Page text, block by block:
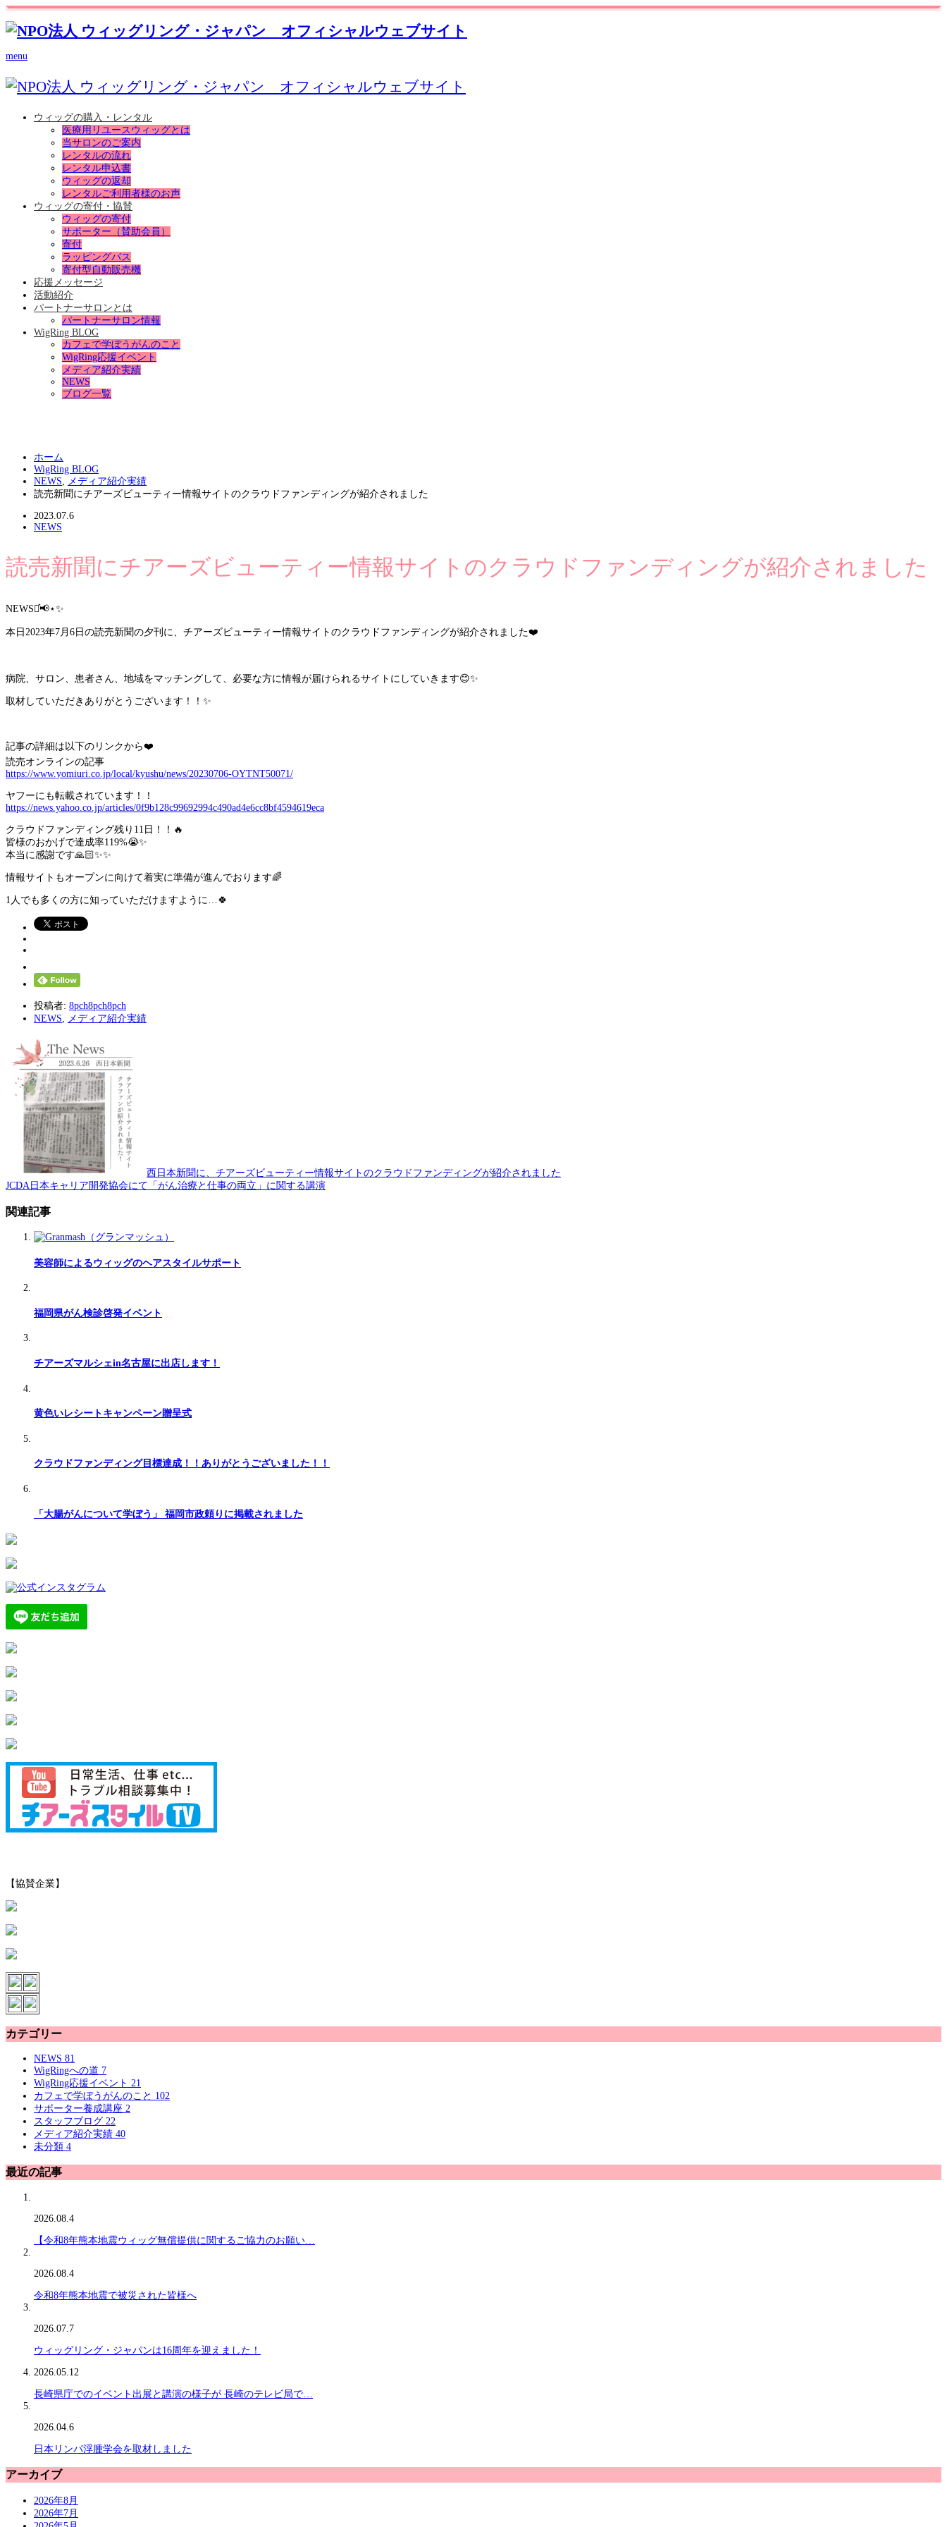
menu
ウィッグの購入・レンタル
医療用リユースウィッグとは
当サロンのご案内
レンタルの流れ
レンタル申込書
ウィッグの返却
レンタルご利用者様のお声
ウィッグの寄付・協賛
ウィッグの寄付
サポーター（賛助会員）
寄付
ラッピングバス
寄付型自動販売機
応援メッセージ
活動紹介
パートナーサロンとは
パートナーサロン情報
WigRing BLOG
カフェで学ぼうがんのこと
WigRing応援イベント
メディア紹介実績
NEWS
ブログ一覧
ホーム
WigRing BLOG
NEWS, メディア紹介実績
読売新聞にチアーズビューティー情報サイトのクラウドファンディングが紹介されました
2023.07.6
NEWS
読売新聞にチアーズビューティー情報サイトのクラウドファンディングが紹介されました
NEWS⋆͛📢⋆✨
本日2023年7月6日の読売新聞の夕刊に、チアーズビューティー情報サイトのクラウドファンディングが紹介されました❤️
病院、サロン、患者さん、地域をマッチングして、必要な方に情報が届けられるサイトにしていきます😊✨
取材していただきありがとうございます！！✨
記事の詳細は以下のリンクから❤️
読売オンラインの記事
https://www.yomiuri.co.jp/local/kyushu/news/20230706-OYTNT50071/
ヤフーにも転載されています！！
https://news.yahoo.co.jp/articles/0f9b128c99692994c490ad4e6cc8bf4594619eca
クラウドファンディング残り11日！！🔥
皆様のおかげで達成率119%😭✨
本当に感謝です🙏🏻✨✨
情報サイトもオープンに向けて着実に準備が進んでおります🌈
1人でも多くの方に知っていただけますように…🍀
投稿者: 8pch8pch8pch
NEWS, メディア紹介実績
西日本新聞に、チアーズビューティー情報サイトのクラウドファンディングが紹介されました
JCDA日本キャリア開発協会にて「がん治療と仕事の両立」に関する講演
関連記事
美容師によるウィッグのヘアスタイルサポート
福岡県がん検診啓発イベント
チアーズマルシェin名古屋に出店します！
黄色いレシートキャンペーン贈呈式
クラウドファンディング目標達成！！ありがとうございました！！
「大腸がんについて学ぼう」 福岡市政頼りに掲載されました
【協賛企業】
カテゴリー
NEWS 81
WigRingへの道 7
WigRing応援イベント 21
カフェで学ぼうがんのこと 102
サポーター養成講座 2
スタッフブログ 22
メディア紹介実績 40
未分類 4
最近の記事
2026.08.4
【令和8年熊本地震ウィッグ無償提供に関するご協力のお願い…
2026.08.4
令和8年熊本地震で被災された皆様へ
2026.07.7
ウィッグリング・ジャパンは16周年を迎えました！
2026.05.12
長崎県庁でのイベント出展と講演の様子が 長崎のテレビ局で…
2026.04.6
日本リンパ浮腫学会を取材しました
アーカイブ
2026年8月
2026年7月